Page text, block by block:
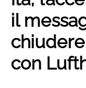
il
con